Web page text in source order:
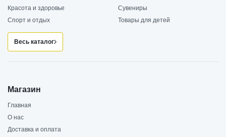
Красота и здоровье
Сувениры
Спорт и отдых
Товары для детей
Весь каталог
Магазин
Главная
О нас
Доставка и оплата